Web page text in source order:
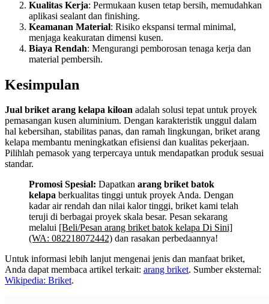
Kualitas Kerja: Permukaan kusen tetap bersih, memudahkan
aplikasi sealant dan finishing.
Keamanan Material: Risiko ekspansi termal minimal,
menjaga keakuratan dimensi kusen.
Biaya Rendah: Mengurangi pemborosan tenaga kerja dan
material pembersih.
Kesimpulan
Jual briket arang kelapa kiloan adalah solusi tepat untuk proyek
pemasangan kusen aluminium. Dengan karakteristik unggul dalam
hal kebersihan, stabilitas panas, dan ramah lingkungan, briket arang
kelapa membantu meningkatkan efisiensi dan kualitas pekerjaan.
Pilihlah pemasok yang terpercaya untuk mendapatkan produk sesuai
standar.
Promosi Spesial: Dapatkan arang briket batok
kelapa berkualitas tinggi untuk proyek Anda. Dengan
kadar air rendah dan nilai kalor tinggi, briket kami telah
teruji di berbagai proyek skala besar. Pesan sekarang
melalui [Beli/Pesan arang briket batok kelapa Di Sini]
(WA: 082218072442) dan rasakan perbedaannya!
Untuk informasi lebih lanjut mengenai jenis dan manfaat briket,
Anda dapat membaca artikel terkait: arang briket. Sumber eksternal:
Wikipedia: Briket.